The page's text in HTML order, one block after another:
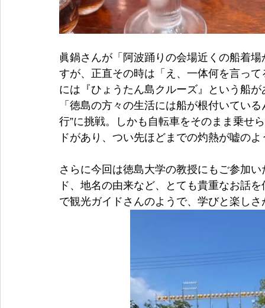
眞鍋さんが「阿波踊りの会場近くの船着
すが、正直その時は「え、一体何を言っ
には『ひょうたん島クルーズ』という船
「徳島の方々の生活には船が根付いてい
行”に挑戦。しかも自転車をそのまま乗せ
ドがあり、つい先ほどまでの灼熱が嘘の
さらに今回は徳島大学の教授にもご参加
ド、地名の由来など、とても貴重なお話
で観光ガイドさんのようで、学びと楽し